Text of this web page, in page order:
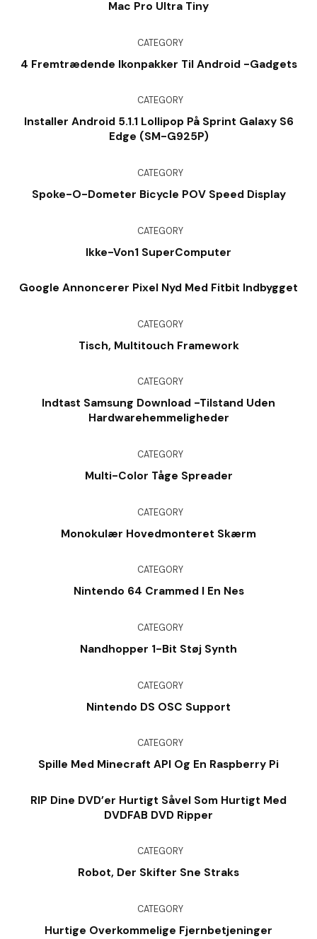
Mac Pro Ultra Tiny
CATEGORY
4 Fremtrædende Ikonpakker Til Android -gadgets
CATEGORY
Installer Android 5.1.1 Lollipop På Sprint Galaxy S6
Edge (SM-G925P)
CATEGORY
Spoke-O-Dometer Bicycle POV Speed Display
CATEGORY
Ikke-Von1 SuperComputer
Google Annoncerer Pixel Nyd Med Fitbit Indbygget
CATEGORY
Tisch, Multitouch Framework
CATEGORY
Indtast Samsung Download -tilstand Uden
Hardwarehemmeligheder
CATEGORY
Multi-Color Tåge Spreader
CATEGORY
Monokulær Hovedmonteret Skærm
CATEGORY
Nintendo 64 Crammed I En Nes
CATEGORY
Nandhopper 1-Bit Støj Synth
CATEGORY
Nintendo DS OSC Support
CATEGORY
Spille Med Minecraft API Og En Raspberry Pi
RIP Dine DVD’er Hurtigt Såvel Som Hurtigt Med
DVDFAB DVD Ripper
CATEGORY
Robot, Der Skifter Sne Straks
CATEGORY
Hurtige Overkommelige Fjernbetjeninger